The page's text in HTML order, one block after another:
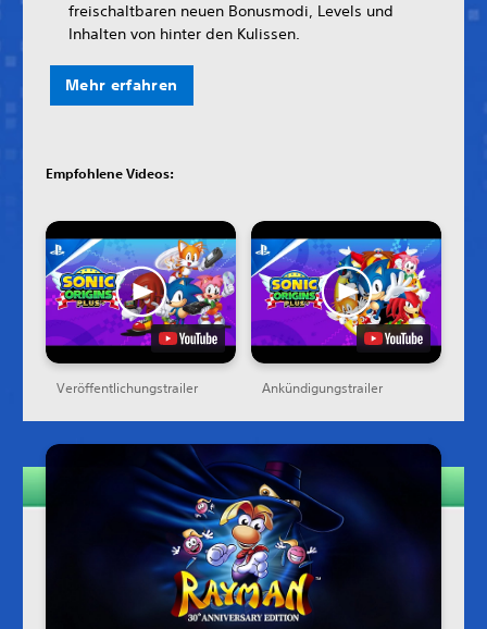
freischaltbaren neuen Bonusmodi, Levels und
Inhalten von hinter den Kulissen.
Mehr erfahren
Empfohlene Videos:
Veröffentlichungstrailer Ankündigungstrailer